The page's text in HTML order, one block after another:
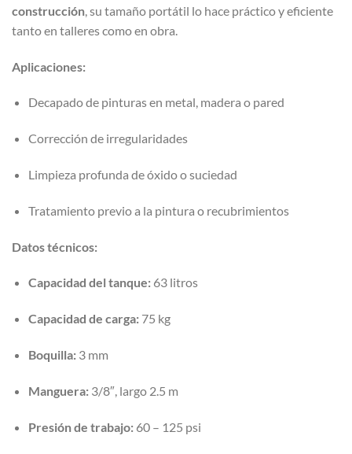
construcción , su tamaño portátil lo hace práctico y eficiente
tanto en talleres como en obra.
Aplicaciones:
Decapado de pinturas en metal, madera o pared
Corrección de irregularidades
Limpieza profunda de óxido o suciedad
Tratamiento previo a la pintura o recubrimientos
Datos técnicos:
Capacidad del tanque:63 litros
Capacidad de carga:75 kg
Boquilla:3 mm
Manguera:3/8″, largo 2.5 m
Presión de trabajo:60 – 125 psi